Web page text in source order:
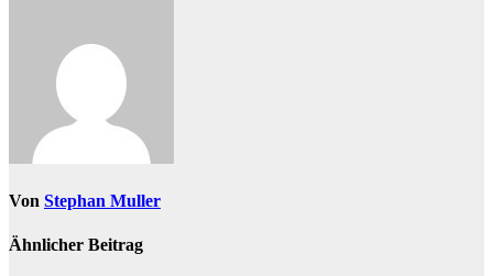
Von Stephan Muller
Ähnlicher Beitrag